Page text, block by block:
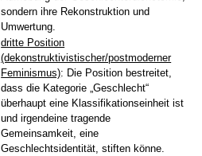
sondern ihre Rekonstruktion und
Umwertung.
dritte Position
(dekonstruktivistischer/postmoderner
Feminismus): Die Position bestreitet,
dass die Kategorie „Geschlecht“
überhaupt eine Klassifikationseinheit ist
und irgendeine tragende
Gemeinsamkeit, eine
Geschlechtsidentität, stiften könne.